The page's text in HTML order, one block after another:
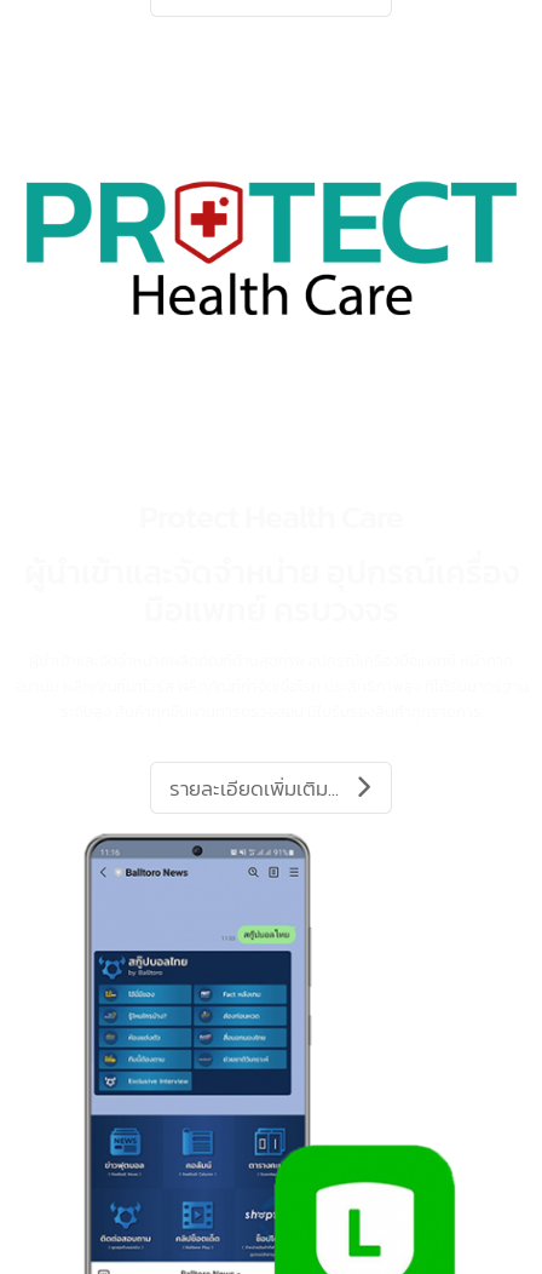
รายละเอียดเพิ่มเติม...
Protect Health Care
ผู้นำเข้าและจัดจำหน่าย อุปกรณ์เครื่อ
มือแพทย์ ครบวงจร
ผู้นำเข้าและจัดจำหน่ายผลิตภัณฑ์ด้านสุขภาพ อุปกรณ์เครื่องมือแพทย์ หน้ากาก
อนามัย ผลิตภัณฑ์ฆ่าไวรัส ผลิตภัณฑ์กำจัดเชื้อโรค ประสิทธิภาพสูง ที่ได้รับมาตรฐ
ระดับสูง สินค้าทุกชิ้นผ่านการตรวจสอบ มีใบรับรองสินค้าทุกรายการ
รายละเอียดเพิ่มเติม...